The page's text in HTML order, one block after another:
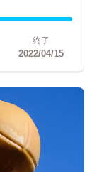
終了
2022/04/15